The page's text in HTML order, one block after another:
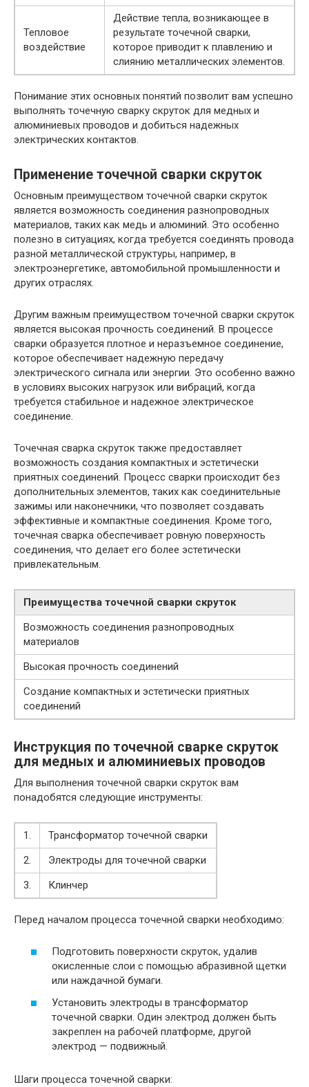
Тепловое
воздействие
Действие тепла, возникающее в
результате точечной сварки,
которое приводит к плавлению и
слиянию металлических элементов.
Понимание этих основных понятий позволит вам успешно
выполнять точечную сварку скруток для медных и
алюминиевых проводов и добиться надежных
электрических контактов.
Применение точечной сварки скруток
Основным преимуществом точечной сварки скруток
является возможность соединения разнопроводных
материалов, таких как медь и алюминий. Это особенно
полезно в ситуациях, когда требуется соединять провода
разной металлической структуры, например, в
электроэнергетике, автомобильной промышленности и
других отраслях.
Другим важным преимуществом точечной сварки скруток
является высокая прочность соединений. В процессе
сварки образуется плотное и неразъемное соединение,
которое обеспечивает надежную передачу
электрического сигнала или энергии. Это особенно важно
в условиях высоких нагрузок или вибраций, когда
требуется стабильное и надежное электрическое
соединение.
Точечная сварка скруток также предоставляет
возможность создания компактных и эстетически
приятных соединений. Процесс сварки происходит без
дополнительных элементов, таких как соединительные
зажимы или наконечники, что позволяет создавать
эффективные и компактные соединения. Кроме того,
точечная сварка обеспечивает ровную поверхность
соединения, что делает его более эстетически
привлекательным.
Преимущества точечной сварки скруток
Возможность соединения разнопроводных
материалов
Высокая прочность соединений
Создание компактных и эстетически приятных
соединений
Инструкция по точечной сварке скруток
для медных и алюминиевых проводов
Для выполнения точечной сварки скруток вам
понадобятся следующие инструменты:
1.
Трансформатор точечной сварки
2.
Электроды для точечной сварки
3.
Клинчер
Перед началом процесса точечной сварки необходимо:
Подготовить поверхности скруток, удалив
окисленные слои с помощью абразивной щетки
или наждачной бумаги.
Установить электроды в трансформатор
точечной сварки. Один электрод должен быть
закреплен на рабочей платформе, другой
электрод — подвижный.
Шаги процесса точечной сварки: